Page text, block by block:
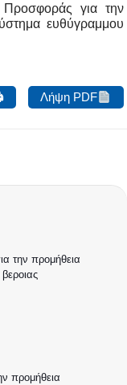
για την
ευθύγραμμου
Λήψη PDF
την προμήθεια
προμήθεια